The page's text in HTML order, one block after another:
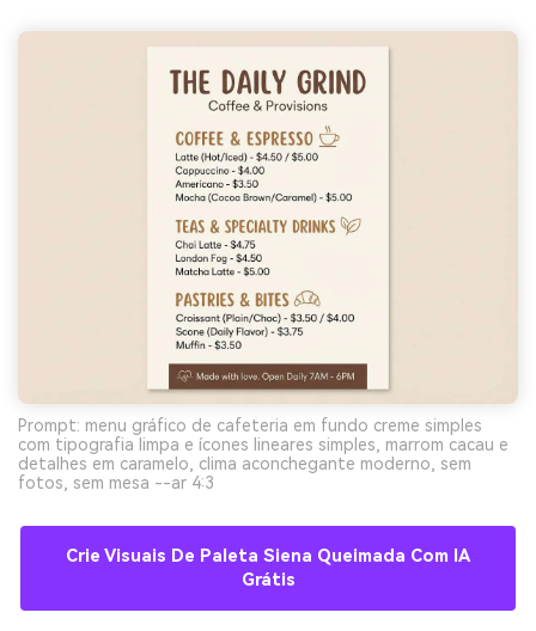
Prompt: menu gráfico de cafeteria em fundo creme simples
com tipografia limpa e ícones lineares simples, marrom cacau e
detalhes em caramelo, clima aconchegante moderno, sem
fotos, sem mesa --ar 4:3
Crie Visuais De Paleta Siena Queimada Com IA
Grátis